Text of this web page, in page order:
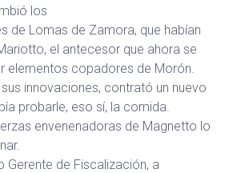
los
de Lomas de Zamora, que habían
el antecesor que ahora se
elementos copadores de Morón.
innovaciones, contrató un nuevo
probarle, eso sí, la comida.
envenenadoras de Magnetto lo
Gerente de Fiscalización, a